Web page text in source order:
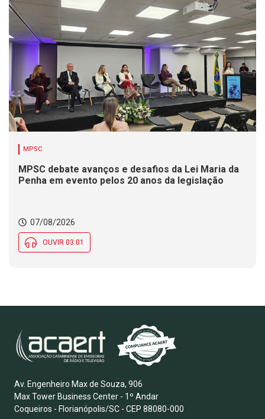
MPSC
MPSC debate avanços e desafios da Lei Maria da
Penha em evento pelos 20 anos da legislação
07/08/2026
OUVIR 03:01
Av. Engenheiro Max de Souza, 906
Max Tower Business Center - 1º Andar
Coqueiros - Florianópolis/SC - CEP 88080-000